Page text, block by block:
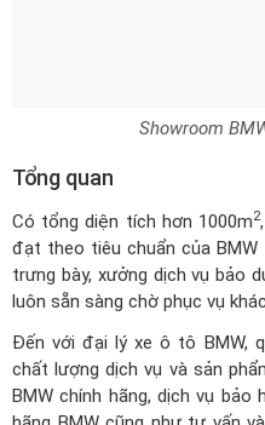
Có tổng diện tích hơn 1000m
đạt theo tiêu chuẩn của
trưng bày, xưởng dịch vụ bảo
luôn sẵn sàng chờ phục vụ
Đến vớiđại lý xe ô tô BMW ,
chất lượng dịch vụ và sản
BMW chính hãng, dịch vụ bảo
hãng BMW cũng như tư vấn
cách chu đáo nhất.